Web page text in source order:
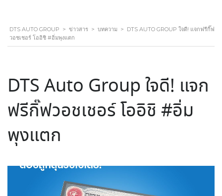
DTS AUTO GROUP > ข่าวสาร > บทความ > DTS AUTO GROUP ใจดี! แจกฟรีกิ๊ฟ
วอชเชอร์ โออิชิ #อิ่มพุงแตก
DTS Auto Group ใจดี! แจก
ฟรีกิ๊ฟวอชเชอร์ โออิชิ #อิ่ม
พุงแตก